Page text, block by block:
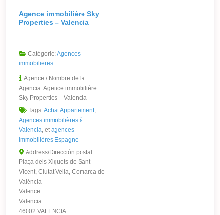
Agence immobilière Sky
Properties – Valencia
Catégorie:Agences
immobilières
Agence / Nombre de la
Agencia:Agence immobilière
Sky Properties – Valencia
Tags:Achat Appartement,
Agences immobilières à
Valencia, etagences
immobilières Espagne
Address/Dirección postal:
Plaça dels Xiquets de Sant
Vicent, Ciutat Vella, Comarca de
València
Valence
Valencia
46002 VALENCIA